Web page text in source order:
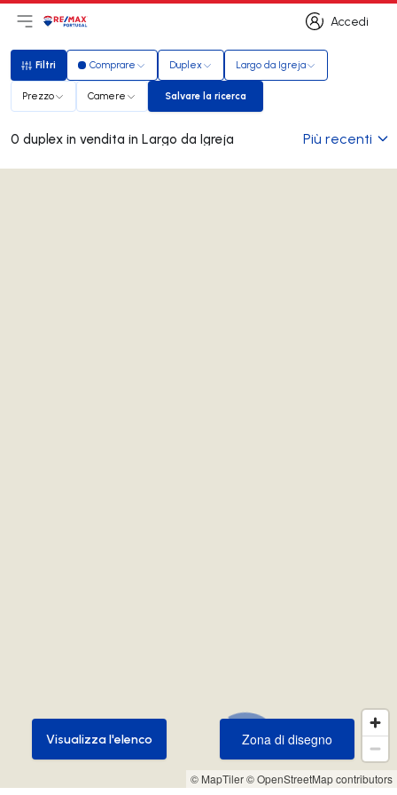
Accedi
Accedi
Apri il menu principale
LogoVai alla homepage
Filtri
Filtri Comprare Duplex Largo da Igreja
Prezzo Camere Salvare la ricerca
Salvare la ricerca
0 duplex in vendita in Largo da Igreja Più recenti
© MapTiler© OpenStreetMap contributors
Zona di disegno
Zona di disegno
Visualizza l'elenco
Visualizza l'elenco